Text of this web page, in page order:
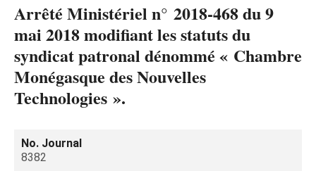
Arrêté Ministériel n° 2018-468 du 9
mai 2018 modifiant les statuts du
syndicat patronal dénommé « Chambre
Monégasque des Nouvelles
Technologies ».
No. Journal
8382